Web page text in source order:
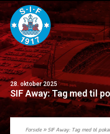
28. oktober 2025
SIF Away: Tag med til
Forside»SIF Away: Tag med til